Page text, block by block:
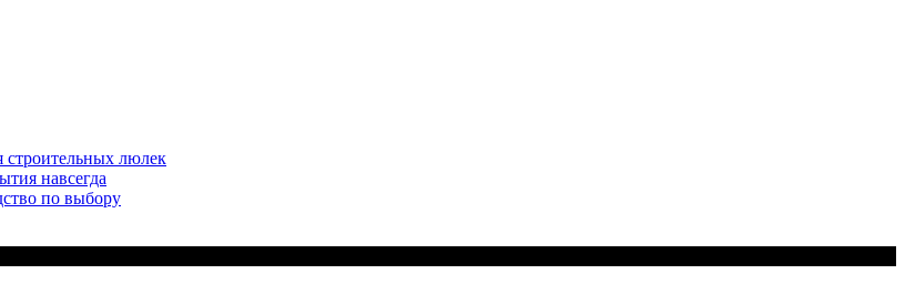
строительных люлек
навсегда
по выбору